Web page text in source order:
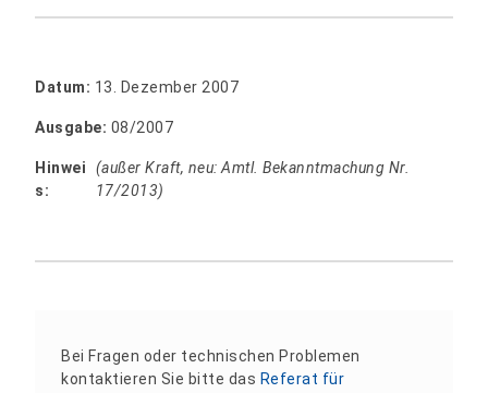
Datum: 13. Dezember 2007
Ausgabe: 08/2007
Hinwei
s:
(außer Kraft, neu: Amtl. Bekanntmachung Nr.
17/2013)
Bei Fragen oder technischen Problemen
kontaktieren Sie bitte das Referat für